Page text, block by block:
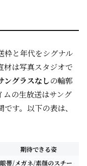
枠と年代をシグナル
材は写真スタジオで
ングラスなしの輪郭
ムの生放送はサング
す。以下の表は、
期待できる姿
眼帯/メガネ/素顔のスチー